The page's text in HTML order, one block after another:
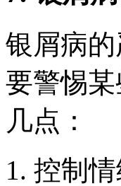
银屑病
要警惕
几点：
1. 控制